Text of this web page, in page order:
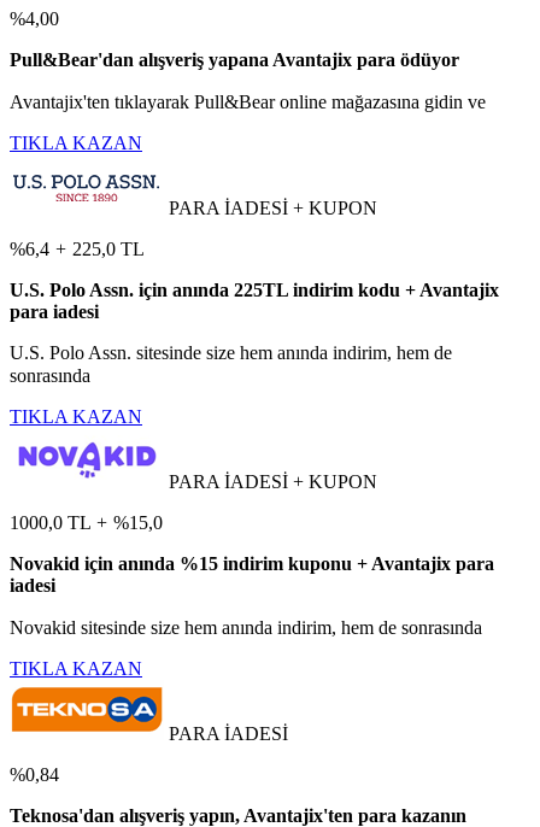
%4,00
Pull&Bear'dan alışveriş yapana Avantajix para ödüyor
Avantajix'ten tıklayarak Pull&Bear online mağazasına gidin ve
TIKLA KAZAN
PARA İADESİ + KUPON
%6,4 + 225,0 TL
U.S. Polo Assn. için anında 225TL indirim kodu + Avantajix
para iadesi
U.S. Polo Assn. sitesinde size hem anında indirim, hem de
sonrasında
TIKLA KAZAN
PARA İADESİ + KUPON
1000,0 TL + %15,0
Novakid için anında %15 indirim kuponu + Avantajix para
iadesi
Novakid sitesinde size hem anında indirim, hem de sonrasında
TIKLA KAZAN
PARA İADESİ
%0,84
Teknosa'dan alışveriş yapın, Avantajix'ten para kazanın